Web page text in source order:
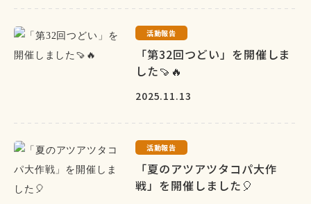
活動報告
「第32回つどい」を開催しま
した🍠🔥
2025.11.13
活動報告
「夏のアツアツタコパ大作
戦」を開催しました🎈